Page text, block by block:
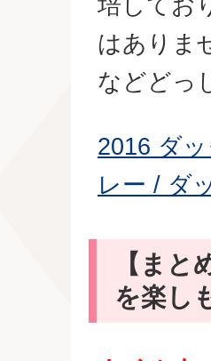
はありま
などどっ
2016 ダ
レー / ダ
【ま
を楽し